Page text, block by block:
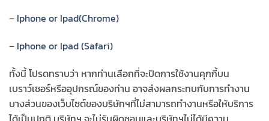
– Iphone or Ipad(Chrome)
– Iphone or Ipad (Safari)
ทั้งนี้ โปรดทราบว่า หากท่านเลือกที่จะปิดการใช้งานคุกกี้บน
เบราว์เซอร์หรืออุปกรณ์ของท่าน อาจส่งผลกระทบกับการทำงาน
บางส่วนของเว็บไซต์ของบริษัทฯที่ไม่สามารถทำงานหรือให้บริการ